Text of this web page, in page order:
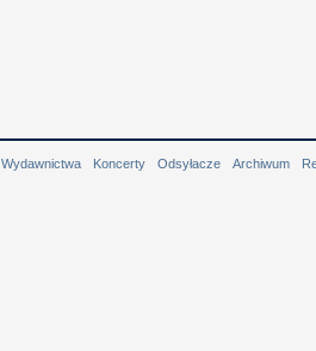
Wydawnictwa Koncerty Odsyłacze Archiwum